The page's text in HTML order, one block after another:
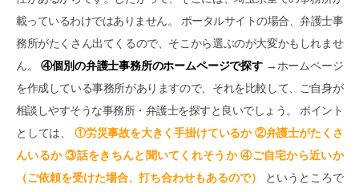
載っているわけではありません。 ポータルサイトの場合、弁護士事
務所がたくさん出てくるので、そこから選ぶのが大変かもしれませ
ん。④個別の弁護士事務所のホームページで探す→ホームページ
を作成している事務所がありますので、それを比較して、ご自身が
相談しやすそうな事務所・弁護士を探すと良いでしょう。 ポイント
としては、 ①労災事故を大きく手掛けているか ②弁護士がたくさ
んいるか ③話をきちんと聞いてくれそうか ④ご自宅から近いか
（ご依頼を受けた場合、打ち合わせもあるので）
というところで